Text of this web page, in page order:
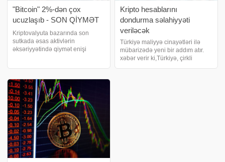
"Bitcoin" 2%-dən çox
ucuzlaşıb - SON QİYMƏT
Kriptovalyuta bazarında son
sutkada əsas aktivlərin
əksəriyyətində qiymət enişi
ucuzlaşaraq 62 965,94 ABŞ
dollarına enib. Əsas altkoinlərdə
Kripto hesablarını
dondurma səlahiyyəti
veriləcək
Türkiyə maliyyə cinayətləri ilə
mübarizədə yeni bir addım atır.
xəbər verir ki,Türkiyə, çirkli